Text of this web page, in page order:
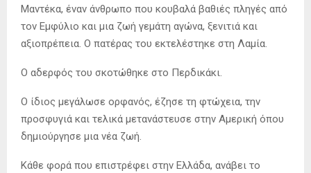
Μαντέκα, έναν άνθρωπο που κουβαλά βαθιές πληγές από
τον Εμφύλιο και μια ζωή γεμάτη αγώνα, ξενιτιά και
αξιοπρέπεια. Ο πατέρας του εκτελέστηκε στη Λαμία.
Ο αδερφός του σκοτώθηκε στο Περδικάκι.
Ο ίδιος μεγάλωσε ορφανός, έζησε τη φτώχεια, την
προσφυγιά και τελικά μετανάστευσε στην Αμερική όπου
δημιούργησε μια νέα ζωή.
Κάθε φορά που επιστρέφει στην Ελλάδα, ανάβει το